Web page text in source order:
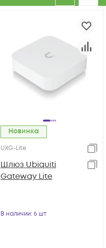
Новинка
UXG-Lite
Шлюз Ubiquiti
Gateway Lite
В наличии: 6 шт